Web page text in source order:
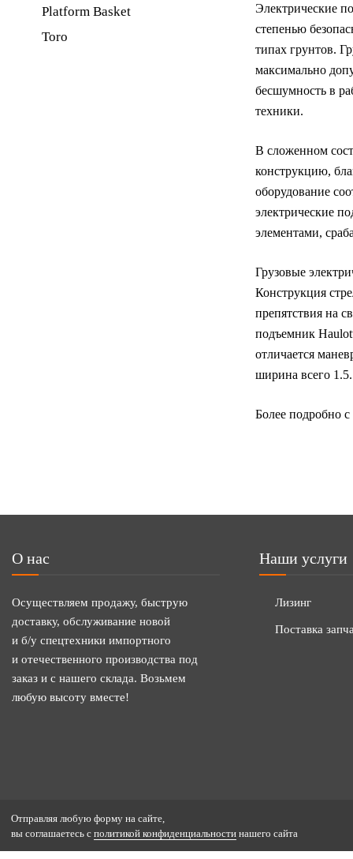
Platform Basket
Toro
Электрические
степенью
типах грунтов.
максимально
бесшумность в
техники.
В сложенном
конструкцию,
оборудование
электрические
элементами,
Грузовые
Конструкция
препятствия на
подъемник
отличается
ширина всего
Более подробно
О нас
Осуществляем продажу, быструю
доставку, обслуживание новой
и б/у спецтехники импортного
и отечественного производства под
заказ и с нашего склада. Возьмем
любую высоту вместе!
Наши услуги
Лизинг
Поставка
Отправляя любую форму на сайте,
вы соглашаетесь с политикой конфиденциальности нашего сайта